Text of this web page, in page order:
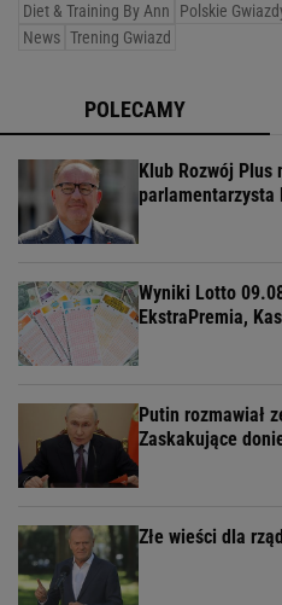
Diet & Training By Ann Polskie
News Trening Gwiazd
POLECAMY
Klub Rozwój Plus
parlamentarzysta
Wyniki Lotto
EkstraPremia,
Putin rozmawiał
Zaskakujące
Złe wieści dla